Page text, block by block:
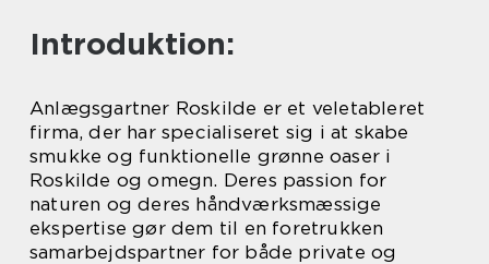
Introduktion:
Anlægsgartner Roskilde er et veletableret
firma, der har specialiseret sig i at skabe
smukke og funktionelle grønne oaser i
Roskilde og omegn. Deres passion for
naturen og deres håndværksmæssige
ekspertise gør dem til en foretrukken
samarbejdspartner for både private og